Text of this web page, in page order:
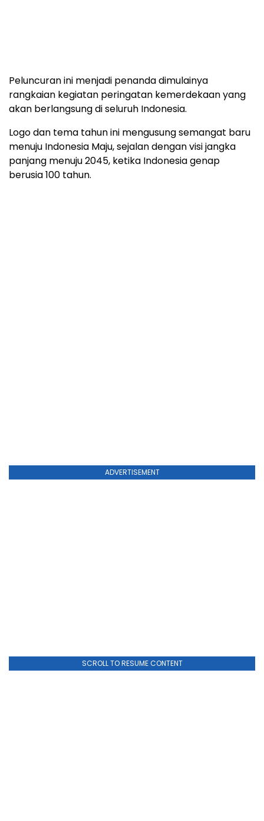
Peluncuran ini menjadi penanda dimulainya
rangkaian kegiatan peringatan kemerdekaan yang
akan berlangsung di seluruh Indonesia.
Logo dan tema tahun ini mengusung semangat baru
menuju Indonesia Maju, sejalan dengan visi jangka
panjang menuju 2045, ketika Indonesia genap
berusia 100 tahun.
ADVERTISEMENT
SCROLL TO RESUME CONTENT